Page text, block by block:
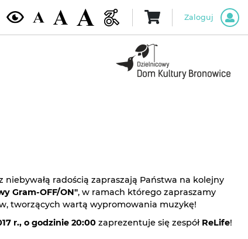
Zaloguj
niebywałą radością zapraszają Państwa na kolejny
Gram-OFF/ON", w ramach którego zapraszamy
tworzących wartą wypromowania muzykę!
r., o godzinie 20:00 zaprezentuje się zespół ReLife!